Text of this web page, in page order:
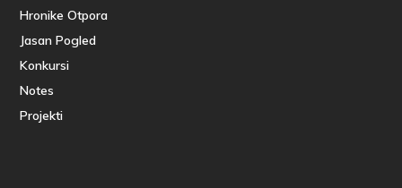
Hronike Otpora
Jasan Pogled
Konkursi
Notes
Projekti